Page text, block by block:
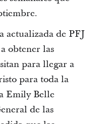
actualizada de PFJ
obtener las
para llegar a
para toda la
Emily Belle
de las